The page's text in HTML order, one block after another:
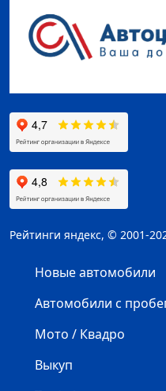
Рейтинги яндекс, © 2001-
Новые автомобили
Автомобили с
Мото / Квадро
Выкуп